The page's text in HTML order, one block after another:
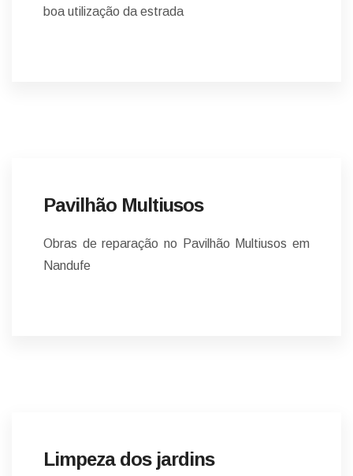
boa utilização da estrada
Pavilhão Multiusos
Obras de reparação no Pavilhão Multiusos em
Nandufe
Limpeza dos jardins